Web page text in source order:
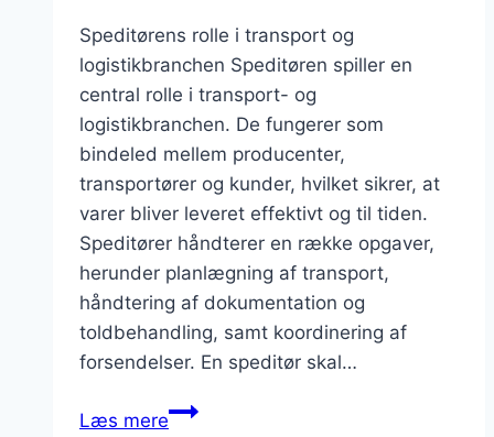
Speditørens rolle i transport og
logistikbranchen Speditøren spiller en
central rolle i transport- og
logistikbranchen. De fungerer som
bindeled mellem producenter,
transportører og kunder, hvilket sikrer, at
varer bliver leveret effektivt og til tiden.
Speditører håndterer en række opgaver,
herunder planlægning af transport,
håndtering af dokumentation og
toldbehandling, samt koordinering af
forsendelser. En speditør skal…
Læs mereSpeditør